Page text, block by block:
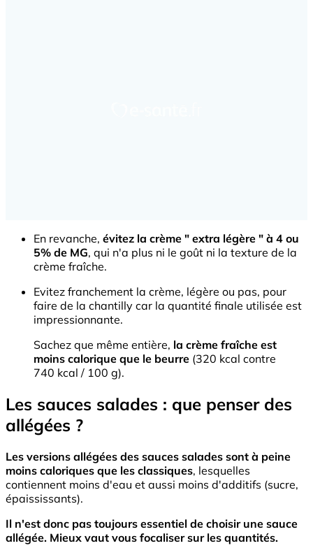
En revanche, évitez la crème " extra légère " à 4 ou
5% de MG, qui n'a plus ni le goût ni la texture de la
crème fraîche.
Evitez franchement la crème, légère ou pas, pour
faire de la chantilly car la quantité finale utilisée est
impressionnante.
Sachez que même entière, la crème fraîche est
moins calorique que le beurre (320 kcal contre
740 kcal / 100 g).
Les sauces salades : que penser des
allégées ?
Les versions allégées des sauces salades sont à peine
moins caloriques que les classiques, lesquelles
contiennent moins d'eau et aussi moins d'additifs (sucre,
épaississants).
Il n'est donc pas toujours essentiel de choisir une sauce
allégée. Mieux vaut vous focaliser sur les quantités.